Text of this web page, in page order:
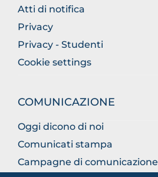
Atti di notifica
Privacy
Privacy - Studenti
Cookie settings
COMUNICAZIONE
Oggi dicono di noi
Comunicati stampa
Campagne di comunicazione